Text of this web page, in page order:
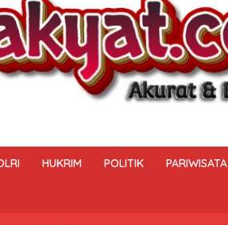
HUKRIM POLITIK PARIWISATA